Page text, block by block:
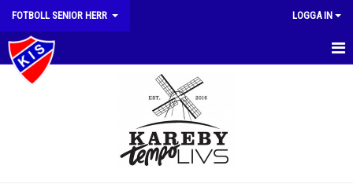
FOTBOLL SENIOR HERR LOGGA IN
HEM